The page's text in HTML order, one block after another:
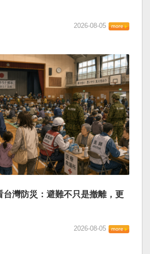
2026-08-05
台灣防災：避難不只是撤離，更
2026-08-05